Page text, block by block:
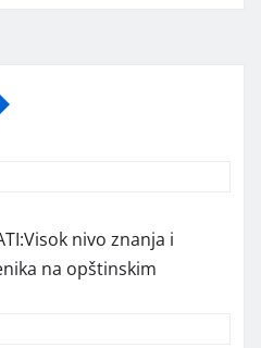
nivo znanja i
na opštinskim